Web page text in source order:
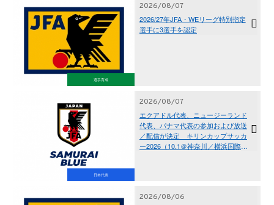
選手育成
2026/08/07
2026/27年JFA・WEリーグ特別指定
選手に3選手を認定
日本代表
2026/08/07
エクアドル代表、ニュージーランド
代表、パナマ代表の参加および放送
／配信が決定 キリンカップサッカ
ー2026（10.1＠神奈川／横浜国際総
2026/08/06